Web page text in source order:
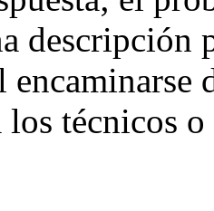
descripción
encaminarse
técnicos